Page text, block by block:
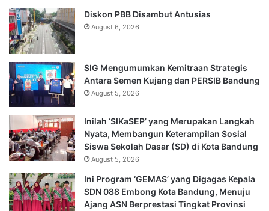
Diskon PBB Disambut Antusias
August 6, 2026
SIG Mengumumkan Kemitraan Strategis
Antara Semen Kujang dan PERSIB Bandung
August 5, 2026
Inilah ‘SIKaSEP’ yang Merupakan Langkah
Nyata, Membangun Keterampilan Sosial
Siswa Sekolah Dasar (SD) di Kota Bandung
August 5, 2026
Ini Program ‘GEMAS’ yang Digagas Kepala
SDN 088 Embong Kota Bandung, Menuju
Ajang ASN Berprestasi Tingkat Provinsi